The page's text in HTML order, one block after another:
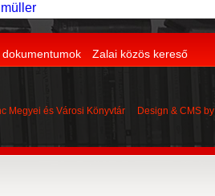
dokumentumok Zalai közös kereső
Megyei és Városi Könyvtár Design & CMS by